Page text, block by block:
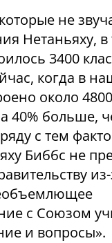
не
Нетаньяху,
3400
когда в
около 4800
40% больше,
с тем
Биббс не
из-
с Союзом
и вопросы».